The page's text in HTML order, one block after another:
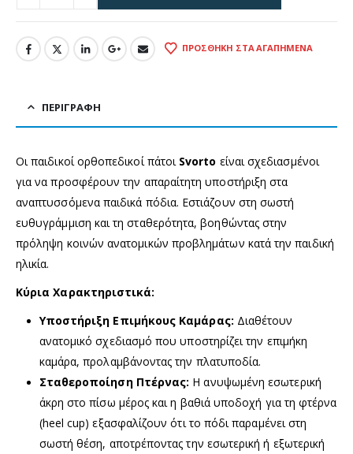
ΠΡΟΣΘΉΚΗ ΣΤΑ ΑΓΑΠΗΜΈΝΑ
ΠΕΡΙΓΡΑΦΉ
Οι παιδικοί ορθοπεδικοί πάτοι Svorto είναι σχεδιασμένοι
για να προσφέρουν την απαραίτητη υποστήριξη στα
αναπτυσσόμενα παιδικά πόδια. Εστιάζουν στη σωστή
ευθυγράμμιση και τη σταθερότητα, βοηθώντας στην
πρόληψη κοινών ανατομικών προβλημάτων κατά την παιδική
ηλικία.
Κύρια Χαρακτηριστικά:
Υποστήριξη Επιμήκους Καμάρας: Διαθέτουν
ανατομικό σχεδιασμό που υποστηρίζει την επιμήκη
καμάρα, προλαμβάνοντας την πλατυποδία.
Σταθεροποίηση Πτέρνας: Η ανυψωμένη εσωτερική
άκρη στο πίσω μέρος και η βαθιά υποδοχή για τη φτέρνα
(heel cup) εξασφαλίζουν ότι το πόδι παραμένει στη
σωστή θέση, αποτρέποντας την εσωτερική ή εξωτερική